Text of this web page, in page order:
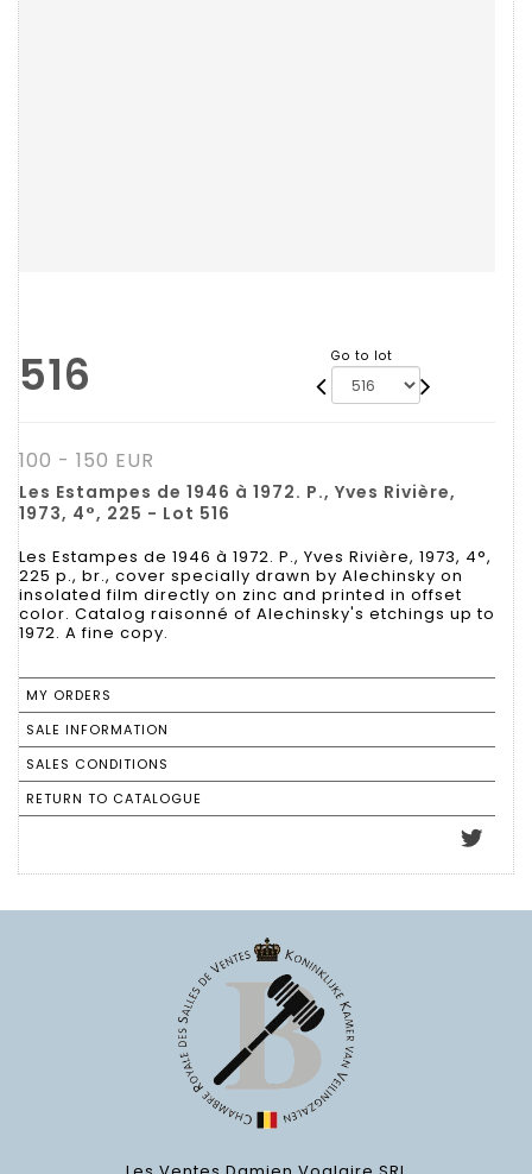
516 Go to lot
100 - 150 EUR
Les Estampes de 1946 à 1972. P., Yves Rivière,
1973, 4°, 225 - Lot 516
Les Estampes de 1946 à 1972. P., Yves Rivière, 1973, 4°,
225 p., br., cover specially drawn by Alechinsky on
insolated film directly on zinc and printed in offset
color. Catalog raisonné of Alechinsky's etchings up to
1972. A fine copy.
MY ORDERS
SALE INFORMATION
SALES CONDITIONS
RETURN TO CATALOGUE